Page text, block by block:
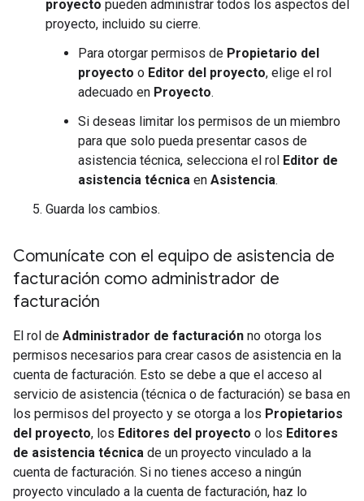
proyecto pueden administrar todos los aspectos del
proyecto, incluido su cierre.
Para otorgar permisos de Propietario del
proyecto o Editor del proyecto, elige el rol
adecuado en Proyecto.
Si deseas limitar los permisos de un miembro
para que solo pueda presentar casos de
asistencia técnica, selecciona el rol Editor de
asistencia técnica en Asistencia.
Guarda los cambios.
Comunícate con el equipo de asistencia de
facturación como administrador de
facturación
El rol de Administrador de facturación no otorga los
permisos necesarios para crear casos de asistencia en la
cuenta de facturación. Esto se debe a que el acceso al
servicio de asistencia (técnica o de facturación) se basa en
los permisos del proyecto y se otorga a los Propietarios
del proyecto, los Editores del proyecto o los Editores
de asistencia técnica de un proyecto vinculado a la
cuenta de facturación. Si no tienes acceso a ningún
proyecto vinculado a la cuenta de facturación, haz lo